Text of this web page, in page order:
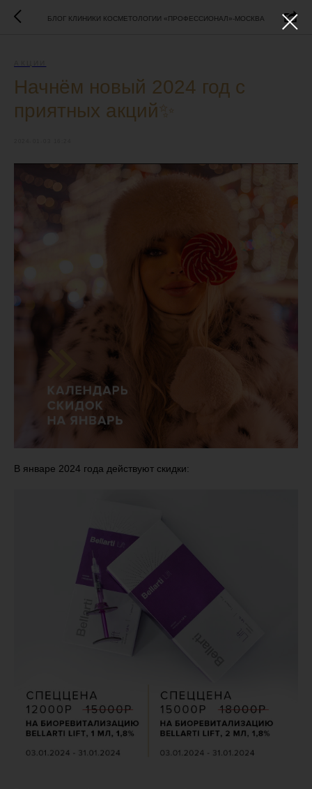
БЛОГ КЛИНИКИ КОСМЕТОЛОГИИ «ПРОФЕССИОНАЛ»-МОСКВА
Начнём новый 2024 год с
приятных акций✨
В январе 2024 года действуют скидки: